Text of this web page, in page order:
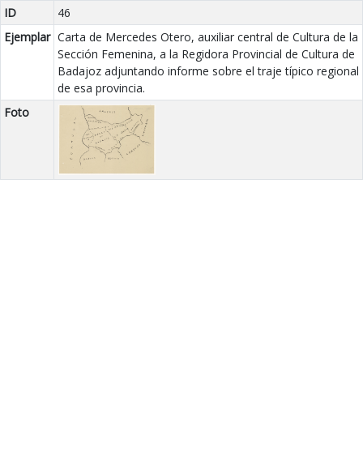
ID
46
Ejemplar Carta de Mercedes Otero, auxiliar central de Cultura de la
Sección Femenina, a la Regidora Provincial de Cultura de
Badajoz adjuntando informe sobre el traje típico regional
de esa provincia.
Foto